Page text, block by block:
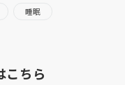
睡眠
こちら